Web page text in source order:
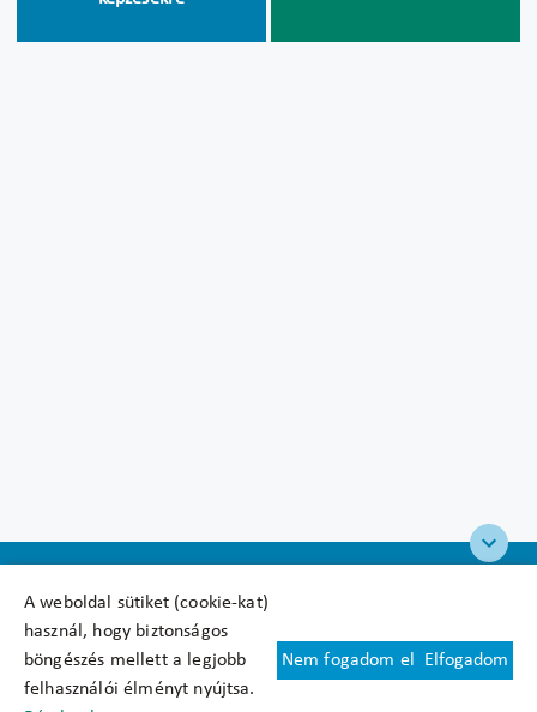
A weboldal sütiket (cookie-kat)
használ, hogy biztonságos
böngészés mellett a legjobb
felhasználói élményt nyújtsa.
Nem fogadom el Elfogadom
Felhasználási feltételek